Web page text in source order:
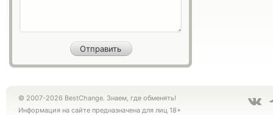
© 2007-2026 BestChange. Знаем, где обменять!
Информация на сайте предназначена для лиц 18+